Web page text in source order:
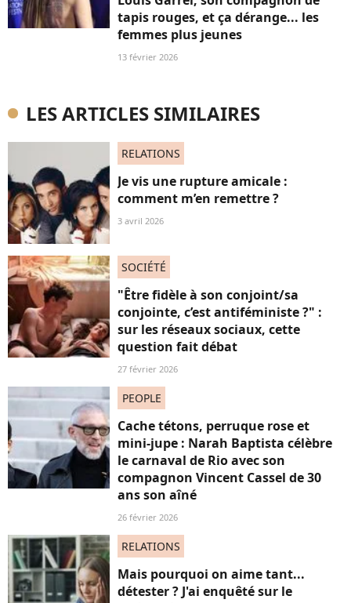
tapis rouges, et ça dérange... les
femmes plus jeunes
13 février 2026
LES ARTICLES SIMILAIRES
RELATIONS
Je vis une rupture amicale :
comment m’en remettre ?
3 avril 2026
SOCIÉTÉ
"Être fidèle à son conjoint/sa
conjointe, c’est antiféministe ?" :
sur les réseaux sociaux, cette
question fait débat
27 février 2026
PEOPLE
Cache tétons, perruque rose et
mini-jupe : Narah Baptista célèbre
le carnaval de Rio avec son
compagnon Vincent Cassel de 30
ans son aîné
26 février 2026
RELATIONS
Mais pourquoi on aime tant...
détester ? J'ai enquêté sur le